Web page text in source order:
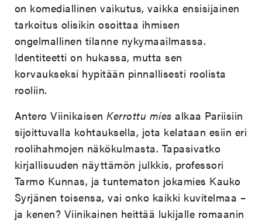
on komediallinen vaikutus, vaikka ensisijainen
tarkoitus olisikin osoittaa ihmisen
ongelmallinen tilanne nykymaailmassa.
Identiteetti on hukassa, mutta sen
korvaukseksi hypitään pinnallisesti roolista
rooliin.
Antero ViinikaisenKerrottu mies alkaa Pariisiin
sijoittuvalla kohtauksella, jota kelataan esiin eri
roolihahmojen näkökulmasta. Tapasivatko
kirjallisuuden näyttämön julkkis, professori
Tarmo Kunnas, ja tuntematon jokamies Kauko
Syrjänen toisensa, vai onko kaikki kuvitelmaa –
ja kenen? Viinikainen heittää lukijalle romaanin